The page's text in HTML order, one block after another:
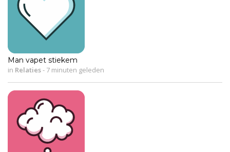
Man vapet stiekem
in Relaties- 7 minuten geleden